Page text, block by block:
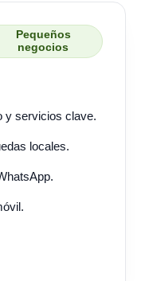
Pequeños
negocios
y servicios clave.
locales.